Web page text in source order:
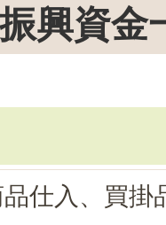
興資金
品仕入、買